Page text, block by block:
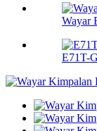
Wayar
E71T-